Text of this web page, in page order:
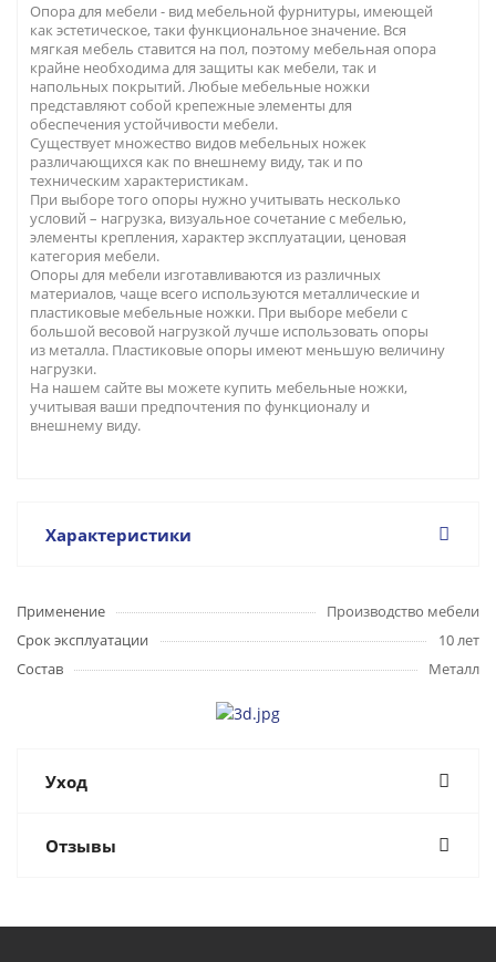
Опора для мебели - вид мебельной фурнитуры, имеющей
как эстетическое, таки функциональное значение. Вся
мягкая мебель ставится на пол, поэтому мебельная опора
крайне необходима для защиты как мебели, так и
напольных покрытий. Любые мебельные ножки
представляют собой крепежные элементы для
обеспечения устойчивости мебели.
Существует множество видов мебельных ножек
различающихся как по внешнему виду, так и по
техническим характеристикам.
При выборе того опоры нужно учитывать несколько
условий – нагрузка, визуальное сочетание с мебелью,
элементы крепления, характер эксплуатации, ценовая
категория мебели.
Опоры для мебели изготавливаются из различных
материалов, чаще всего используются металлические и
пластиковые мебельные ножки. При выборе мебели с
большой весовой нагрузкой лучше использовать опоры
из металла. Пластиковые опоры имеют меньшую величину
нагрузки.
На нашем сайте вы можете купить мебельные ножки,
учитывая ваши предпочтения по функционалу и
внешнему виду.
Характеристики
Применение
Производство мебели
Срок эксплуатации
10 лет
Состав
Металл
Уход
Отзывы